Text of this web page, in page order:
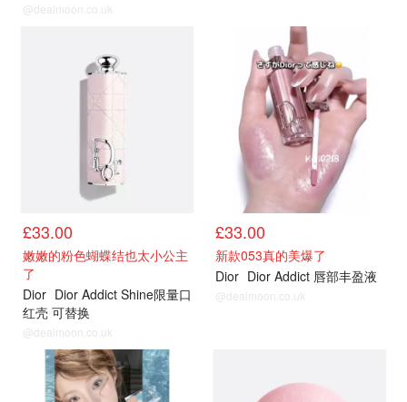
@dealmoon.co.uk
£33.00
嫩嫩的粉色蝴蝶结也太小公主
了
Dior Dior Addict Shine限量口
红壳 可替换
@dealmoon.co.uk
£33.00
新款053真的美爆了
Dior Dior Addict 唇部丰盈液
@dealmoon.co.uk
夏季限定